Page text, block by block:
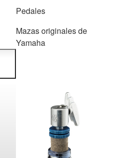
Pedales
Mazas originales de
Yamaha